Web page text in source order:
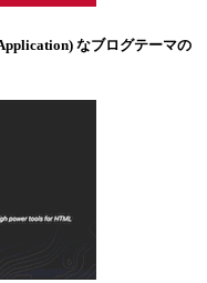
なブログテーマの